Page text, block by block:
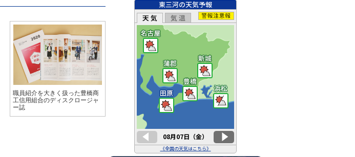
職員紹介を大きく扱った豊橋商
工信用組合のディスクロージャ
ー誌